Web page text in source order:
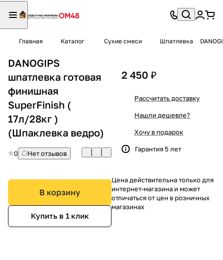
Главная Каталог Сухие смеси Шпатлевка
DANOGIPS
шпатлевка готовая
финишная
SuperFinish (
17л/28кг )
(Шпаклевка ведро)
0 Нет отзывов
В корзину
Купить в 1 клик
2 450 ₽
Рассчитать доставку
Нашли дешевле?
Хочу в подарок
Гарантия 5 лет
Цена действительна только для
интернет-магазина и может
отличаться от цен в розничных
магазинах